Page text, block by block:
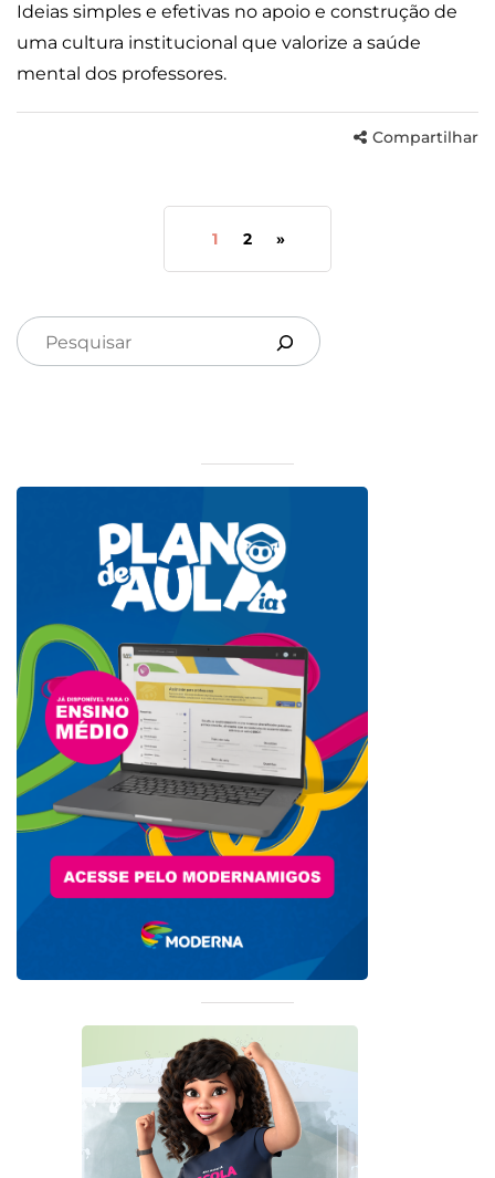
Ideias simples e efetivas no apoio e construção de
uma cultura institucional que valorize a saúde
mental dos professores.
Compartilhar
1 2 »